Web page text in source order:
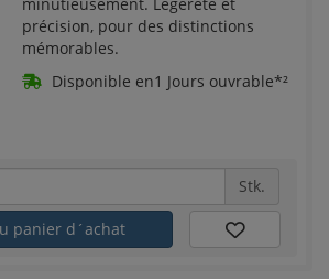
précision, pour des distinctions
mémorables.
Disponible en1 Jours ouvrable*²
Stk.
panier d´achat